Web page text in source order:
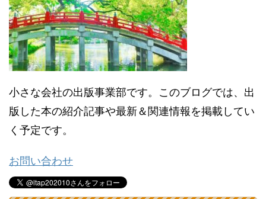
小さな会社の出版事業部です。このブログでは、出
版した本の紹介記事や最新＆関連情報を掲載してい
く予定です。
お問い合わせ